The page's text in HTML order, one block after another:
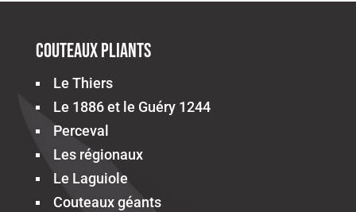
Couteaux pliants
Le Thiers
Le 1886 et le Guéry 1244
Perceval
Les régionaux
Le Laguiole
Couteaux géants